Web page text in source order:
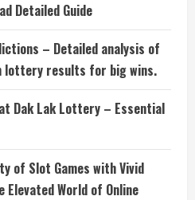
Detailed Guide
– Detailed analysis of
lottery results for big wins.
Dak Lak Lottery – Essential
of Slot Games with Vivid
Elevated World of Online